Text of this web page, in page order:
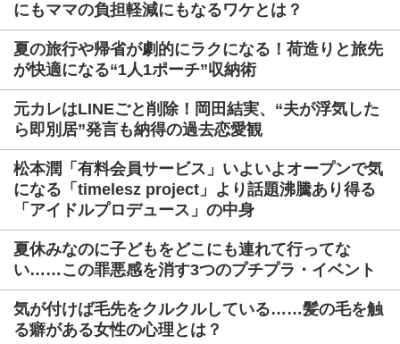
にもママの負担軽減にもなるワケとは？
夏の旅行や帰省が劇的にラクになる！荷造りと旅先
が快適になる“1人1ポーチ”収納術
元カレはLINEごと削除！岡田結実、“夫が浮気した
ら即別居”発言も納得の過去恋愛観
松本潤「有料会員サービス」いよいよオープンで気
になる「timelesz project」より話題沸騰あり得る
「アイドルプロデュース」の中身
夏休みなのに子どもをどこにも連れて行ってな
い……この罪悪感を消す3つのプチプラ・イベント
気が付けば毛先をクルクルしている……髪の毛を触
る癖がある女性の心理とは？